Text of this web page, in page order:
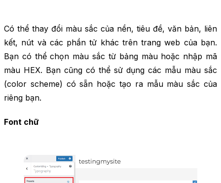
Có thể thay đổi màu sắc của nền, tiêu đề, văn bản, liên
kết, nút và các phần tử khác trên trang web của bạn.
Bạn có thể chọn màu sắc từ bảng màu hoặc nhập mã
màu HEX. Bạn cũng có thể sử dụng các mẫu màu sắc
(color scheme) có sẵn hoặc tạo ra mẫu màu sắc của
riêng bạn.
Font chữ